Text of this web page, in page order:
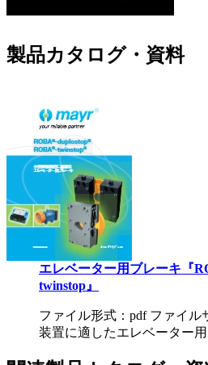
製品カタログ・資料
エレベーター用ブレーキ『
twinstop』
ファイル形式：pdf ファイル
装置に適したエレベーター用